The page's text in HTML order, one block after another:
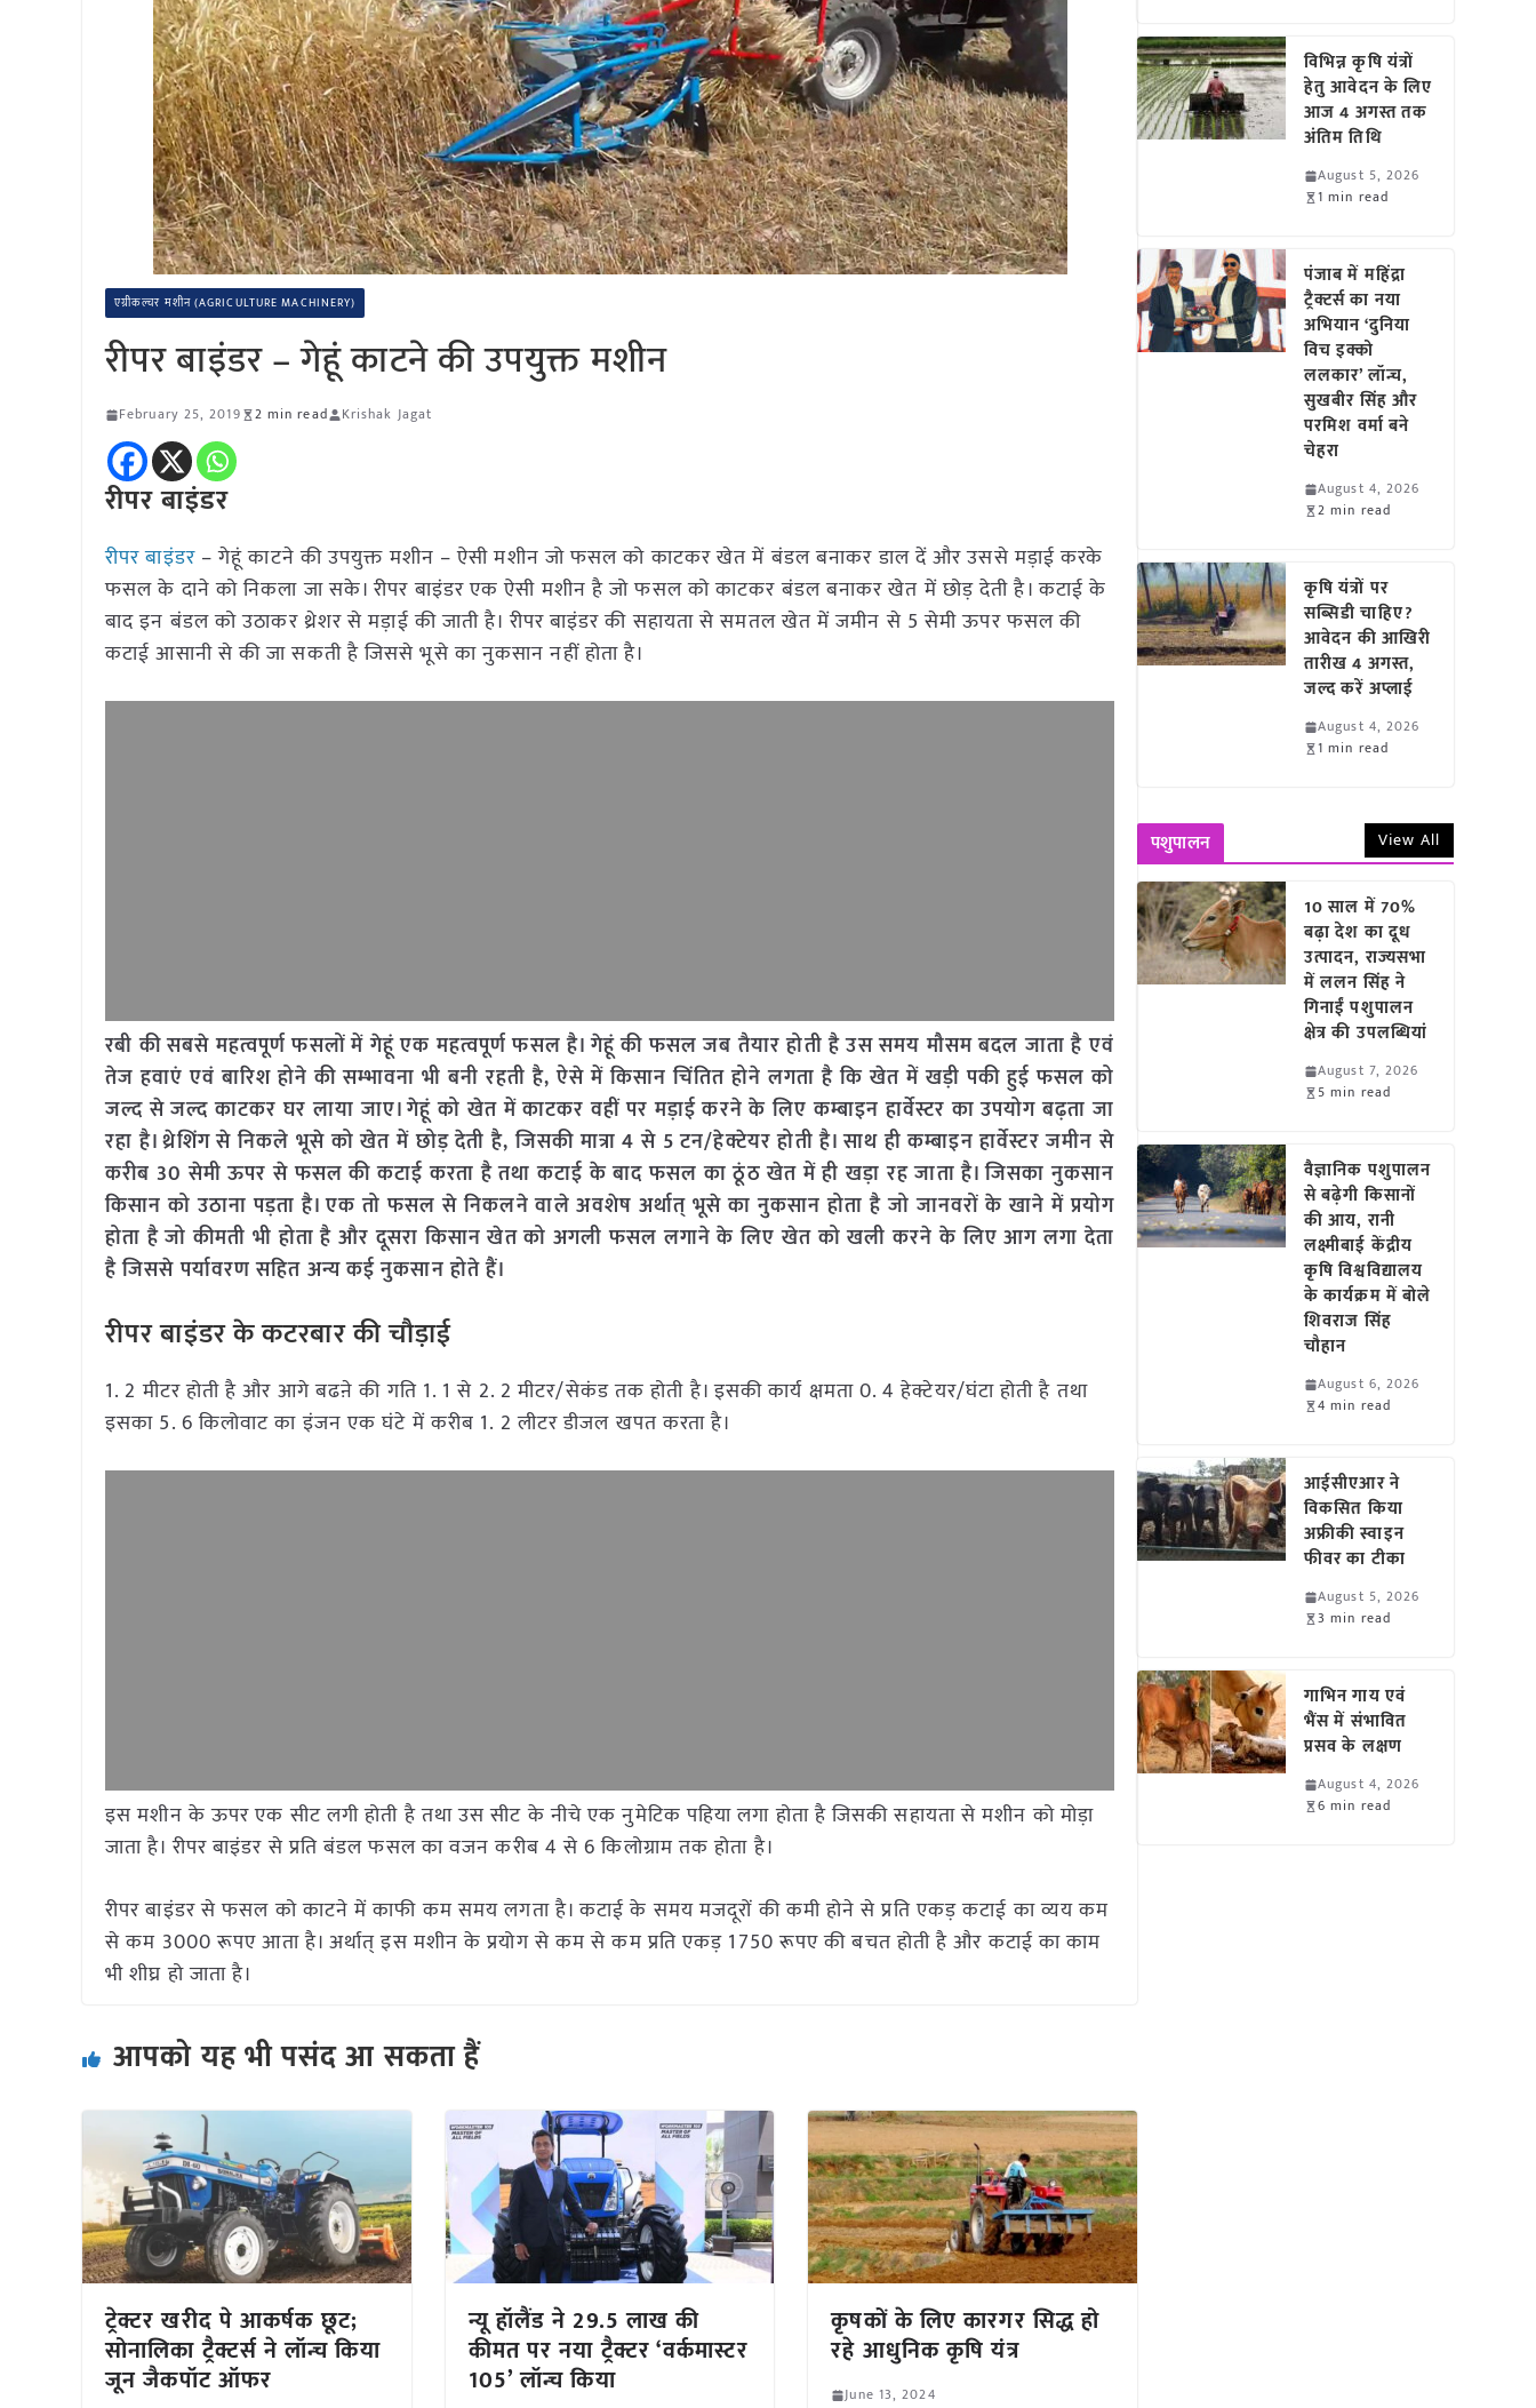
एग्रीकल्चर मशीन (AGRICULTURE MACHINERY)
रीपर बाइंडर – गेहूं काटने की उपयुक्त मशीन
February 25, 2019 2 min read Krishak Jagat
रीपर बाइंडर
रीपर बाइंडर– गेहूं काटने की उपयुक्त मशीन – ऐसी मशीन जो फसल को काटकर खेत में बंडल बनाकर डाल दें और उससे मड़ाई करके
फसल के दाने को निकला जा सके। रीपर बाइंडर एक ऐसी मशीन है जो फसल को काटकर बंडल बनाकर खेत में छोड़ देती है। कटाई के
बाद इन बंडल को उठाकर थ्रेशर से मड़ाई की जाती है। रीपर बाइंडर की सहायता से समतल खेत में जमीन से 5 सेमी ऊपर फसल की
कटाई आसानी से की जा सकती है जिससे भूसे का नुकसान नहीं होता है।
रबी की सबसे महत्वपूर्ण फसलों में गेहूं एक महत्वपूर्ण फसल है। गेहूं की फसल जब तैयार होती है उस समय मौसम बदल जाता है एवं
तेज हवाएं एवं बारिश होने की सम्भावना भी बनी रहती है, ऐसे में किसान चिंतित होने लगता है कि खेत में खड़ी पकी हुई फसल को
जल्द से जल्द काटकर घर लाया जाए। गेहूं को खेत में काटकर वहीं पर मड़ाई करने के लिए कम्बाइन हार्वेस्टर का उपयोग बढ़ता जा
रहा है। थ्रेशिंग से निकले भूसे को खेत में छोड़ देती है, जिसकी मात्रा 4 से 5 टन/हेक्टेयर होती है। साथ ही कम्बाइन हार्वेस्टर जमीन से
करीब 30 सेमी ऊपर से फसल की कटाई करता है तथा कटाई के बाद फसल का ठूंठ खेत में ही खड़ा रह जाता है। जिसका नुकसान
किसान को उठाना पड़ता है। एक तो फसल से निकलने वाले अवशेष अर्थात् भूसे का नुकसान होता है जो जानवरों के खाने में प्रयोग
होता है जो कीमती भी होता है और दूसरा किसान खेत को अगली फसल लगाने के लिए खेत को खली करने के लिए आग लगा देता
है जिससे पर्यावरण सहित अन्य कई नुकसान होते हैं।
रीपर बाइंडर के कटरबार की चौड़ाई
1. 2 मीटर होती है और आगे बढऩे की गति 1. 1 से 2. 2 मीटर/सेकंड तक होती है। इसकी कार्य क्षमता 0. 4 हेक्टेयर/घंटा होती है तथा
इसका 5. 6 किलोवाट का इंजन एक घंटे में करीब 1. 2 लीटर डीजल खपत करता है।
इस मशीन के ऊपर एक सीट लगी होती है तथा उस सीट के नीचे एक नुमेटिक पहिया लगा होता है जिसकी सहायता से मशीन को मोड़ा
जाता है। रीपर बाइंडर से प्रति बंडल फसल का वजन करीब 4 से 6 किलोग्राम तक होता है।
रीपर बाइंडर से फसल को काटने में काफी कम समय लगता है। कटाई के समय मजदूरों की कमी होने से प्रति एकड़ कटाई का व्यय कम
से कम 3000 रूपए आता है। अर्थात् इस मशीन के प्रयोग से कम से कम प्रति एकड़ 1750 रूपए की बचत होती है और कटाई का काम
भी शीघ्र हो जाता है।
आपको यह भी पसंद आ सकता हैं
ट्रेक्टर खरीद पे आकर्षक छूट;
सोनालिका ट्रैक्टर्स ने लॉन्च किया
जून जैकपॉट ऑफर
न्यू हॉलैंड ने 29.5 लाख की
कीमत पर नया ट्रैक्टर ‘वर्कमास्टर
105’ लॉन्च किया
कृषकों के लिए कारगर सिद्ध हो
रहे आधुनिक कृषि यंत्र
June 13, 2024
विभिन्न कृषि यंत्रों
हेतु आवेदन के लिए
आज 4 अगस्त तक
अंतिम तिथि
August 5, 2026
1 min read
पंजाब में महिंद्रा
ट्रैक्टर्स का नया
अभियान ‘दुनिया
विच इक्को
ललकार’ लॉन्च,
सुखबीर सिंह और
परमिश वर्मा बने
चेहरा
August 4, 2026
2 min read
कृषि यंत्रों पर
सब्सिडी चाहिए?
आवेदन की आखिरी
तारीख 4 अगस्त,
जल्द करें अप्लाई
August 4, 2026
1 min read
पशुपालन View All
10 साल में 70%
बढ़ा देश का दूध
उत्पादन, राज्यसभा
में ललन सिंह ने
गिनाईं पशुपालन
क्षेत्र की उपलब्धियां
August 7, 2026
5 min read
वैज्ञानिक पशुपालन
से बढ़ेगी किसानों
की आय, रानी
लक्ष्मीबाई केंद्रीय
कृषि विश्वविद्यालय
के कार्यक्रम में बोले
शिवराज सिंह
चौहान
August 6, 2026
4 min read
आईसीएआर ने
विकसित किया
अफ्रीकी स्वाइन
फीवर का टीका
August 5, 2026
3 min read
गाभिन गाय एवं
भैंस में संभावित
प्रसव के लक्षण
August 4, 2026
6 min read